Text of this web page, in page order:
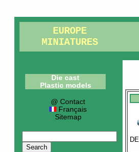
EUROPE
MINIATURES
Die cast
Plastic models
@ Contact
Français
Sitemap